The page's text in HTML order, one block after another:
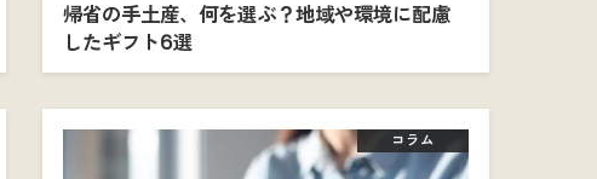
帰省の手土産、何を選ぶ？地域や環境に配慮
したギフト6選
コラム